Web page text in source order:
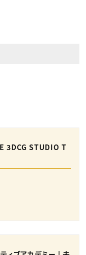
3DCG STUDIO T